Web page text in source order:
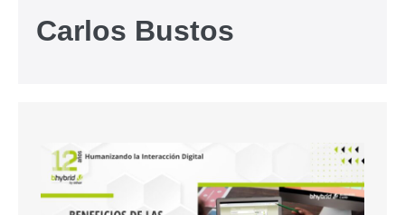
Carlos Bustos